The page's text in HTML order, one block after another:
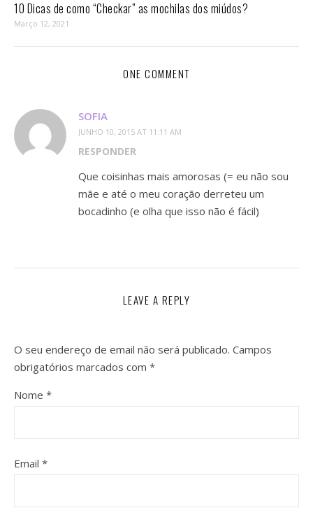
10 Dicas de como “Checkar” as mochilas dos miúdos?
Março 12, 2021
ONE COMMENT
SOFIA
JUNHO 10, 2015 AT 11:11 AM
RESPONDER
Que coisinhas mais amorosas (= eu não sou
mãe e até o meu coração derreteu um
bocadinho (e olha que isso não é fácil)
LEAVE A REPLY
O seu endereço de email não será publicado. Campos
obrigatórios marcados com *
Nome *
Email *